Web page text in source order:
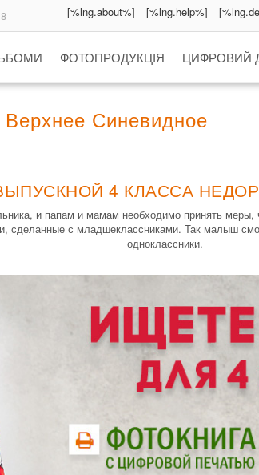
[%lng.about%] [%lng.help%]
ФОТОПРОДУКЦІЯ ЦИФРОВИЙ
Синевидное
4 КЛАССА
и папам и мамам необходимо принять меры,
сделанные с младшеклассниками. Так малыш
одноклассники.